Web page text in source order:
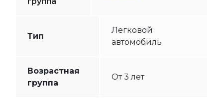
Тип
Легковой
автомобиль
Возрастная
группа
От 3 лет